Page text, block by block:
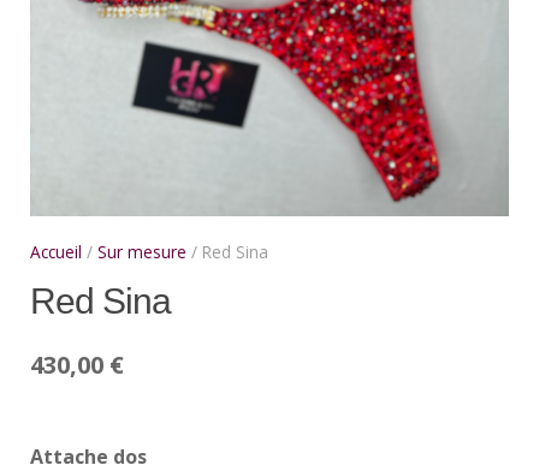
Accueil / Sur mesure / Red Sina
Red Sina
430,00 €
Attache dos